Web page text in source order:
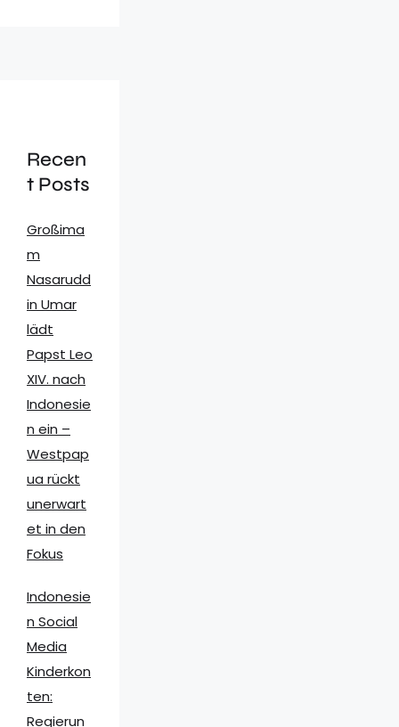
Recen
t Posts
Großima
m
Nasarudd
in Umar
lädt
Papst Leo
XIV. nach
Indonesie
n ein –
Westpap
ua rückt
unerwart
et in den
Fokus
Indonesie
n Social
Media
Kinderkon
ten:
Regierun